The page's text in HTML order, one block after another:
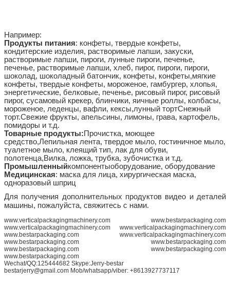
Например:
Продукты питания: конфеты, твердые конфеты,
кондитерские изделия, растворимые лапши, закуски,
растворимые лапши, пироги, лунные пироги, печенье,
печенье, растворимые лапши, хлеб, пирог, пироги, пироги,
шоколад, шоколадный батончик, конфеты, конфеты,мягкие
конфеты, твердые конфеты, мороженое, гамбургер, хлопья,
энергетические, белковые, печенье, рисовый пирог, рисовый
пирог, сусамовый крекер, блинчики, яичные роллы, колбасы,
мороженое, леденцы, вафли, кексы,лунный тортСнежный
торт.Свежие фрукты, апельсины, лимоны, грава, картофель,
помидоры и т.д.
Товарные продукты:Прочистка, моющее
средство,Лепильная лента, твердое мыло, гостиничное мыло,
туалетное мыло, клеящий тип, лак для обуви,
полотенца,Вилка, ложка, трубка, зубочистка и т.д.
Промышленныйкомпонентыоборудование, оборудование
Медицинская: маска для лица, хирургическая маска,
одноразовый шприц
Для получения дополнительных продуктов видео и деталей
машины, пожалуйста, свяжитесь с нами.
www.verticalpackagingmachinery.com www.bestarpackaging.com
www.verticalpackagingmachinery.com www.verticalpackagingmachinery.com
www.bestarpackaging.com www.verticalpackagingmachinery.com
www.bestarpackaging.com www.bestarpackaging.com
www.bestarpackaging.com www.bestarpackaging.com
www.bestarpackaging.com
Wechat/QQ:125444682 Skype:Jerry-bestar
bestarjerry@gmail.com Mob/whatsapp/viber: +8613927737117